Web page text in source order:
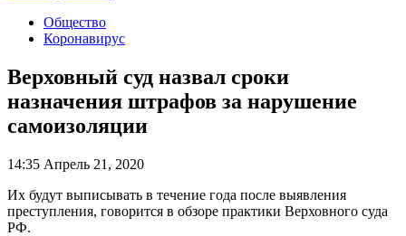
Общество
Коронавирус
Верховный суд назвал сроки
назначения штрафов за нарушение
самоизоляции
14:35 Апрель 21, 2020
Их будут выписывать в течение года после выявления
преступления, говорится в обзоре практики Верховного суда
РФ.